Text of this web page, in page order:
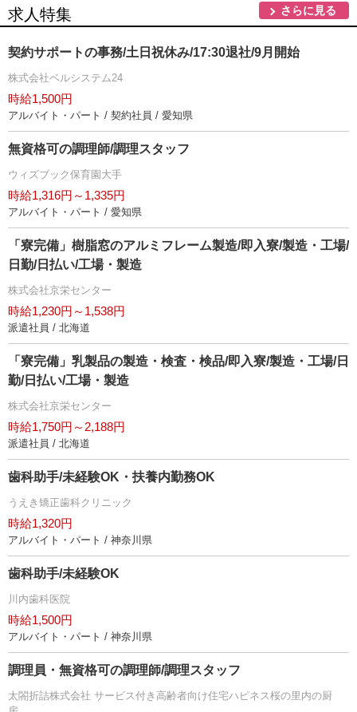
求人特集 さらに見る
契約サポートの事務/土日祝休み/17:30退社/9月開始
株式会社ベルシステム24
時給1,500円
アルバイト・パート / 契約社員 / 愛知県
無資格可の調理師/調理スタッフ
ウィズブック保育園大手
時給1,316円～1,335円
アルバイト・パート / 愛知県
「寮完備」樹脂窓のアルミフレーム製造/即入寮/製造・工場/
日勤/日払い/工場・製造
株式会社京栄センター
時給1,230円～1,538円
派遣社員 / 北海道
「寮完備」乳製品の製造・検査・検品/即入寮/製造・工場/日
勤/日払い/工場・製造
株式会社京栄センター
時給1,750円～2,188円
派遣社員 / 北海道
歯科助手/未経験OK・扶養内勤務OK
うえき矯正歯科クリニック
時給1,320円
アルバイト・パート / 神奈川県
歯科助手/未経験OK
川内歯科医院
時給1,500円
アルバイト・パート / 神奈川県
調理員・無資格可の調理師/調理スタッフ
太閤折詰株式会社 サービス付き高齢者向け住宅ハピネス桜の里内の厨